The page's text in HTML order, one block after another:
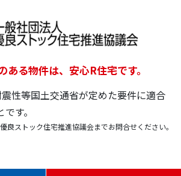
ある物件は、安心R住宅です。
性等国土交通省が定めた要件に適合
す。
良ストック住宅推進協議会までお問合せください。